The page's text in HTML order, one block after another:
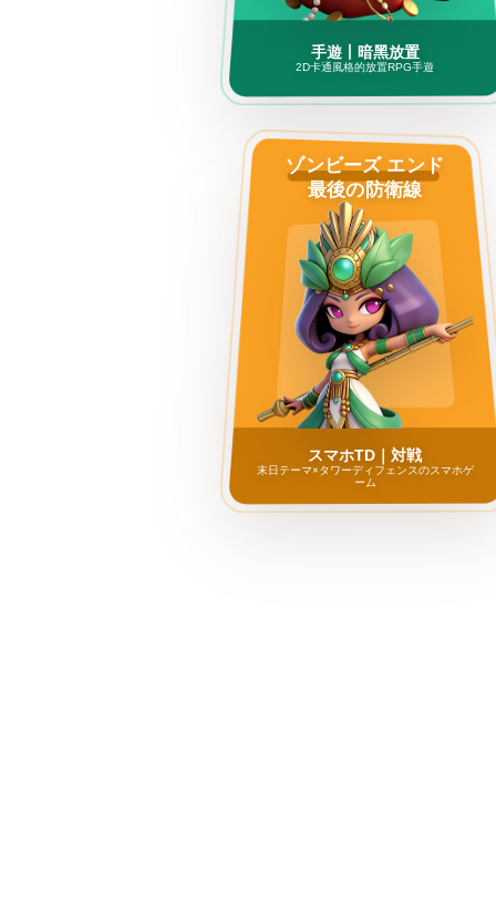
手遊丨暗黑放置
2D卡通風格的放置RPG手遊
ゾンビーズ エンド
最後の防衛線
スマホTD｜対戦
末日テーマ×タワーディフェンスのスマホゲ
ーム